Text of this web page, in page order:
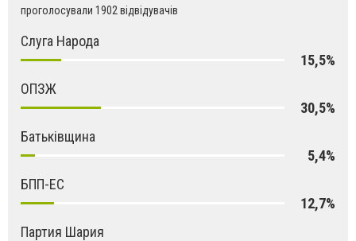
проголосували 1902 відвідувачів
Слуга Народа
15,5%
ОПЗЖ
30,5%
Батьківщина
5,4%
БПП-ЕС
12,7%
Партия Шария